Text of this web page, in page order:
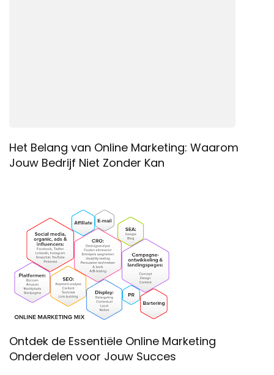
Het Belang van Online Marketing: Waarom
Jouw Bedrijf Niet Zonder Kan
Ontdek de Essentiële Online Marketing
Onderdelen voor Jouw Succes